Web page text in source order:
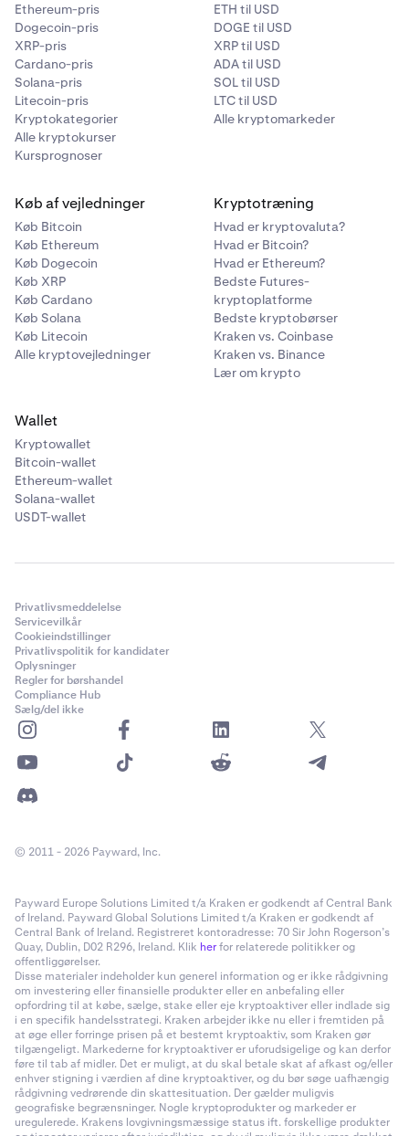
Ethereum-pris
Dogecoin-pris
XRP-pris
Cardano-pris
Solana-pris
Litecoin-pris
Kryptokategorier
Alle kryptokurser
Kursprognoser
ETH til USD
DOGE til USD
XRP til USD
ADA til USD
SOL til USD
LTC til USD
Alle kryptomarkeder
Køb af vejledninger
Køb Bitcoin
Køb Ethereum
Køb Dogecoin
Køb XRP
Køb Cardano
Køb Solana
Køb Litecoin
Alle kryptovejledninger
Kryptotræning
Hvad er kryptovaluta?
Hvad er Bitcoin?
Hvad er Ethereum?
Bedste Futures-
kryptoplatforme
Bedste kryptobørser
Kraken vs. Coinbase
Kraken vs. Binance
Lær om krypto
Wallet
Kryptowallet
Bitcoin-wallet
Ethereum-wallet
Solana-wallet
USDT-wallet
Privatlivsmeddelelse
Servicevilkår
Cookieindstillinger
Privatlivspolitik for kandidater
Oplysninger
Regler for børshandel
Compliance Hub
Sælg/del ikke
© 2011 - 2026 Payward, Inc.
Payward Europe Solutions Limited t/a Kraken er godkendt af Central Bank
of Ireland. Payward Global Solutions Limited t/a Kraken er godkendt af
Central Bank of Ireland. Registreret kontoradresse: 70 Sir John Rogerson’s
Quay, Dublin, D02 R296, Ireland. Klik herfor relaterede politikker og
offentliggørelser.
Disse materialer indeholder kun generel information og er ikke rådgivning
om investering eller finansielle produkter eller en anbefaling eller
opfordring til at købe, sælge, stake eller eje kryptoaktiver eller indlade sig
i en specifik handelsstrategi. Kraken arbejder ikke nu eller i fremtiden på
at øge eller forringe prisen på et bestemt kryptoaktiv, som Kraken gør
tilgængeligt. Markederne for kryptoaktiver er uforudsigelige og kan derfor
føre til tab af midler. Det er muligt, at du skal betale skat af afkast og/eller
enhver stigning i værdien af dine kryptoaktiver, og du bør søge uafhængig
rådgivning vedrørende din skattesituation. Der gælder muligvis
geografiske begrænsninger. Nogle kryptoprodukter og markeder er
uregulerede. Krakens lovgivningsmæssige status ift. forskellige produkter